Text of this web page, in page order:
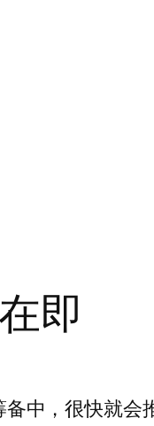
即
中，很快就会